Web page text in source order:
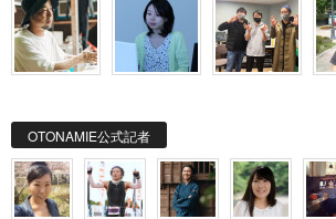
OTONAMIE公式記者